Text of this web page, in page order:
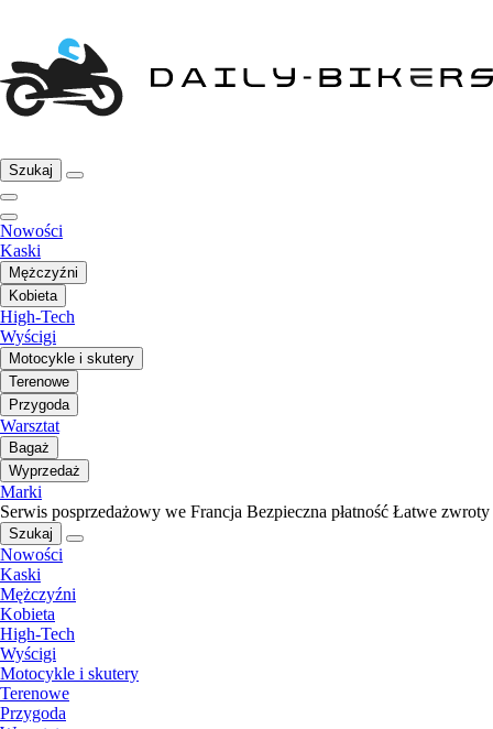
Szukaj
Nowości
Kaski
Mężczyźni
Kobieta
High-Tech
Wyścigi
Motocykle i skutery
Terenowe
Przygoda
Warsztat
Bagaż
Wyprzedaż
Marki
Serwis posprzedażowy we Francja Bezpieczna płatność Łatwe zwroty
Szukaj
Nowości
Kaski
Mężczyźni
Kobieta
High-Tech
Wyścigi
Motocykle i skutery
Terenowe
Przygoda